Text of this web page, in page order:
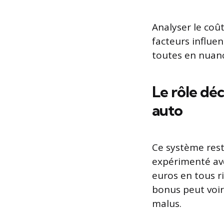
Analyser le
facteurs
toutes en
Le rôle
auto
Ce système
expérimenté
euros en tous
bonus peut
malus.